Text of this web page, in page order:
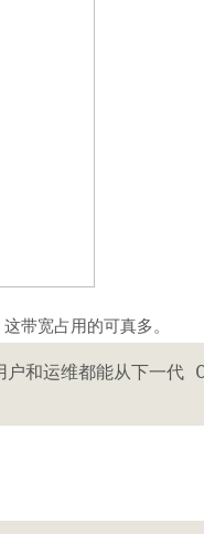
带宽占用的可真多。
户和运维都能从下一代